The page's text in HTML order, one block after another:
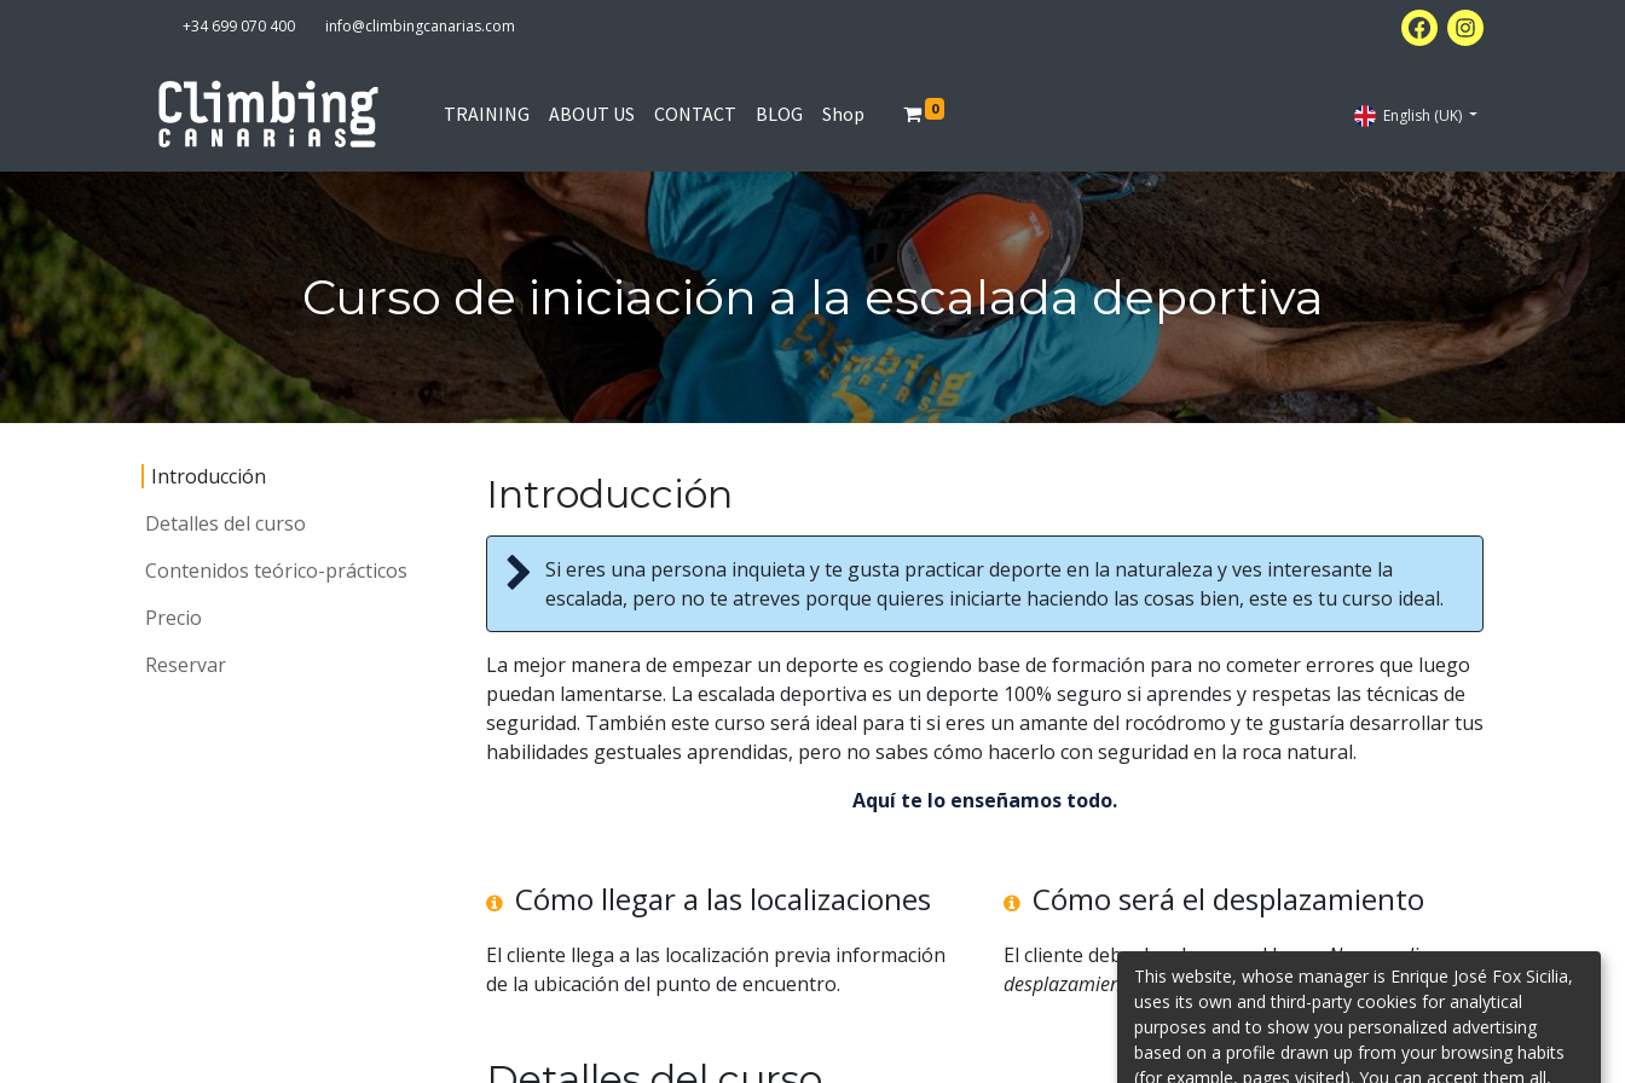
+34 699 070 400 info@climbingcanarias.com
TRAINING ABOUT US CONTACT BLOG Shop 0 English (UK)
Curso de iniciación a la escalada deportiva
Introducción
Detalles del curso
Contenidos teórico-prácticos
Precio
Reservar
Introducción
Si eres una persona inquieta y te gusta practicar deporte en la naturaleza y ves interesante la
escalada, pero no te atreves porque quieres iniciarte haciendo las cosas bien, este es tu curso ideal.
La mejor manera de empezar un deporte es cogiendo base de formación para no cometer errores que luego
puedan lamentarse. La escalada deportiva es un deporte 100% seguro si aprendes y respetas las técnicas de
seguridad. También este curso será ideal para ti si eres un amante del rocódromo y te gustaría desarrollar tus
habilidades gestuales aprendidas, pero no sabes cómo hacerlo con seguridad en la roca natural.
Aquí te lo enseñamos todo.
Cómo llegar a las localizaciones
El cliente llega a las localización previa información
de la ubicación del punto de encuentro.
Cómo será el desplazamiento
El cliente debe desplazarse al lugar.No se realizan
desplazamientos por parte de Climbing Canarias.
This website, whose manager is Enrique José Fox Sicilia,
uses its own and third-party cookies for analytical
purposes and to show you personalized advertising
based on a profile drawn up from your browsing habits
(for example, pages visited). You can accept them all,